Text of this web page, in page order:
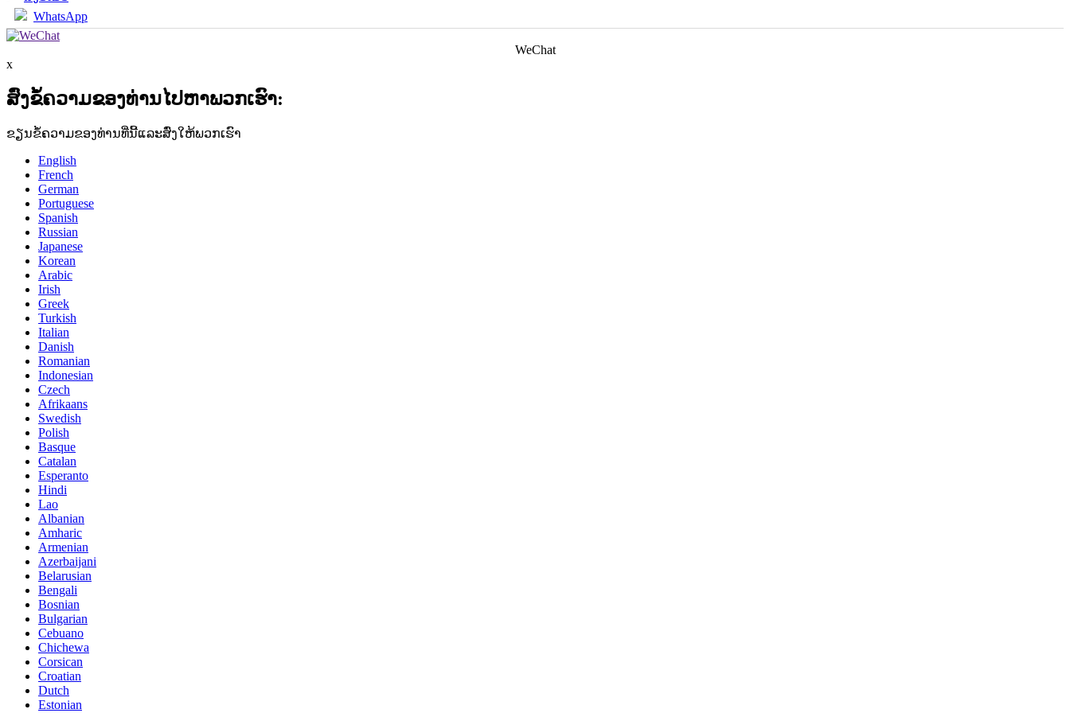
WhatsApp
WeChat
x
ສົ່ງຂໍ້ຄວາມຂອງທ່ານໄປຫາພວກເຮົາ:
ຂຽນຂໍ້ຄວາມຂອງທ່ານທີ່ນີ້ແລະສົ່ງໃຫ້ພວກເຮົາ
English
French
German
Portuguese
Spanish
Russian
Japanese
Korean
Arabic
Irish
Greek
Turkish
Italian
Danish
Romanian
Indonesian
Czech
Afrikaans
Swedish
Polish
Basque
Catalan
Esperanto
Hindi
Lao
Albanian
Amharic
Armenian
Azerbaijani
Belarusian
Bengali
Bosnian
Bulgarian
Cebuano
Chichewa
Corsican
Croatian
Dutch
Estonian